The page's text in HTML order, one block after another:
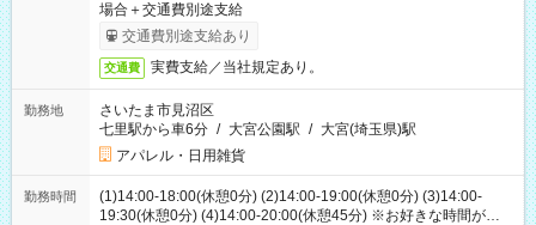
場合＋交通費別途支給
交通費別途支給あり
交通費 実費支給／当社規定あり。
勤務地
さいたま市見沼区
七里駅から車6分 / 大宮公園駅 / 大宮(埼玉県)駅
アパレル・日用雑貨
勤務時間
(1)14:00-18:00(休憩0分) (2)14:00-19:00(休憩0分) (3)14:00-
19:30(休憩0分) (4)14:00-20:00(休憩45分) ※お好きな時間が選べ